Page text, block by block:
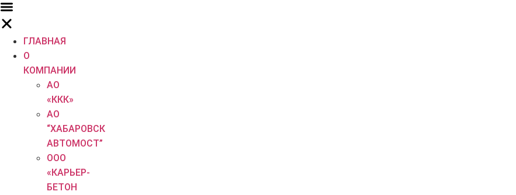
Перейти
к
содержимому
ГЛАВНАЯ
О
КОМПАНИИ
АО
«ККК»
АО
“ХАБАРОВСК
АВТОМОСТ”
ООО
«КАРЬЕР-
БЕТОН